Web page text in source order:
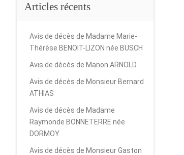
Articles récents
Avis de décès de Madame Marie-
Thérèse BENOIT-LIZON née BUSCH
Avis de décès de Manon ARNOLD
Avis de décès de Monsieur Bernard
ATHIAS
Avis de décès de Madame
Raymonde BONNETERRE née
DORMOY
Avis de décès de Monsieur Gaston